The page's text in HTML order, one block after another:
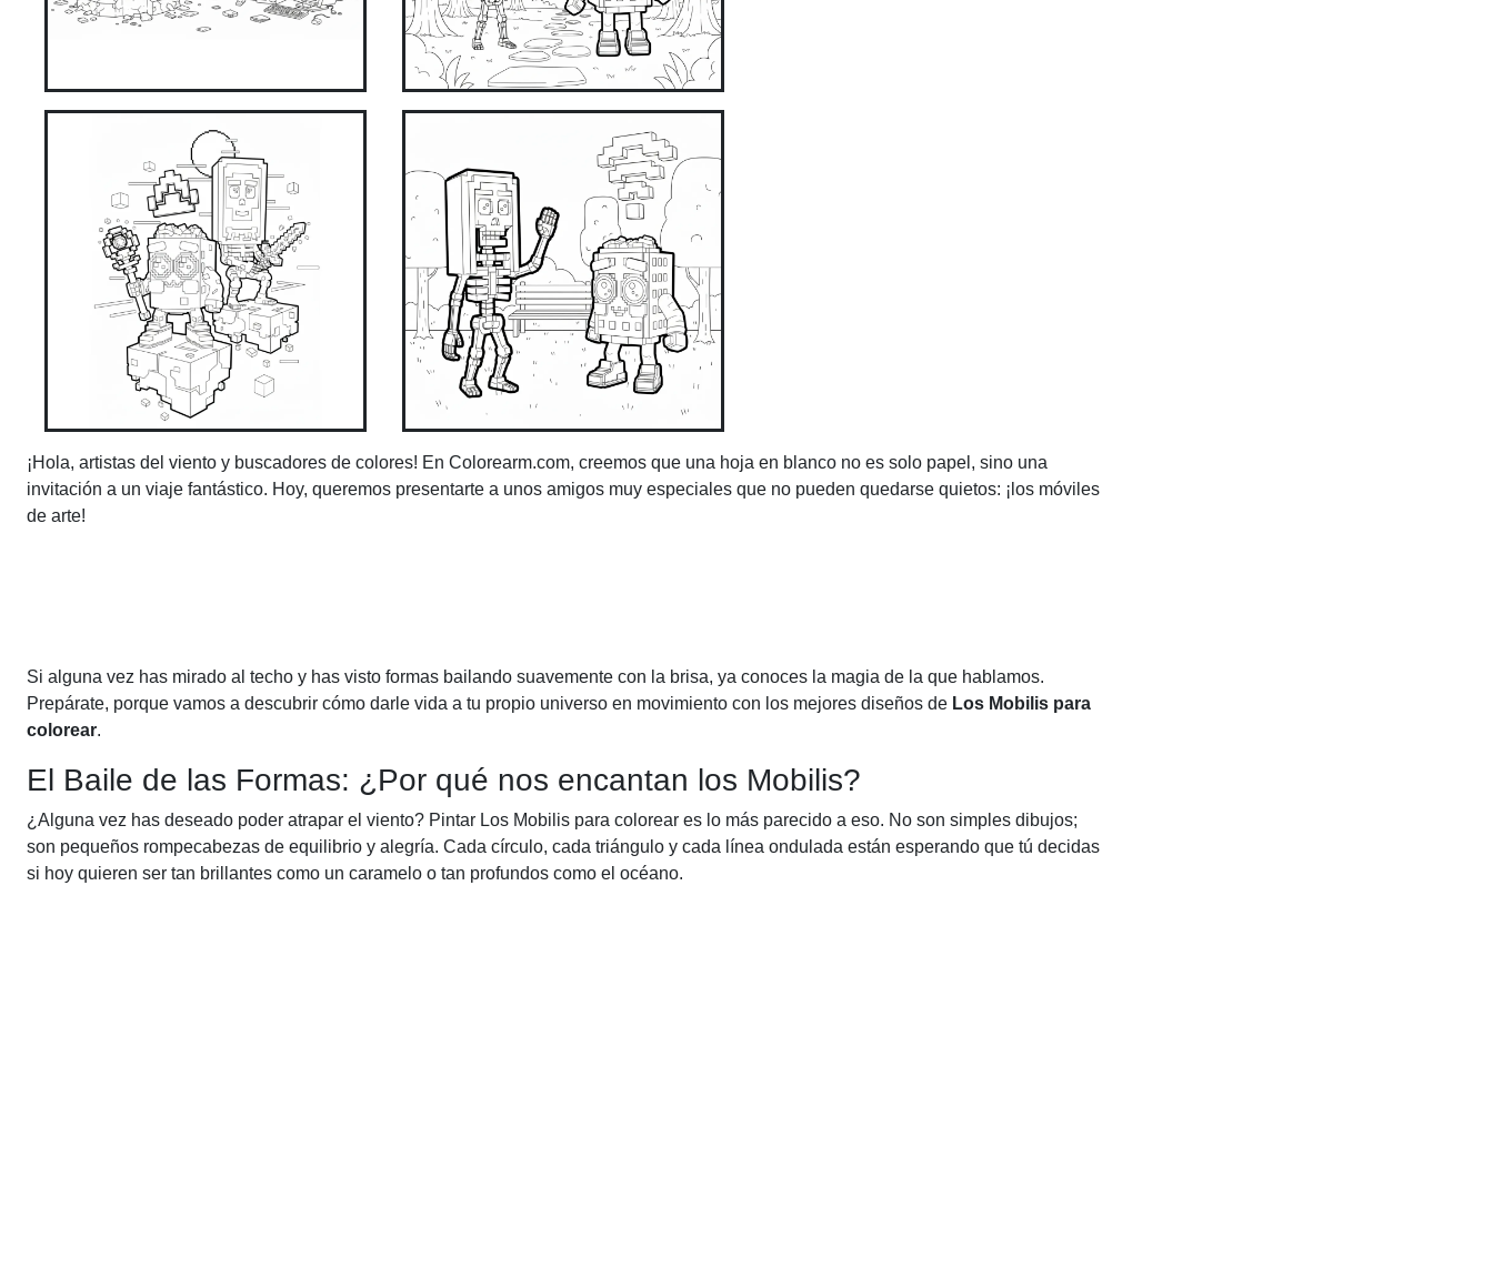
¡Hola, artistas del viento y buscadores de colores! En Colorearm.com, creemos que una hoja en blanco no es solo papel, sino una
invitación a un viaje fantástico. Hoy, queremos presentarte a unos amigos muy especiales que no pueden quedarse quietos: ¡los móviles
de arte!
Si alguna vez has mirado al techo y has visto formas bailando suavemente con la brisa, ya conoces la magia de la que hablamos.
Prepárate, porque vamos a descubrir cómo darle vida a tu propio universo en movimiento con los mejores diseños de Los Mobilis para
colorear.
El Baile de las Formas: ¿Por qué nos encantan los Mobilis?
¿Alguna vez has deseado poder atrapar el viento? Pintar Los Mobilis para colorear es lo más parecido a eso. No son simples dibujos;
son pequeños rompecabezas de equilibrio y alegría. Cada círculo, cada triángulo y cada línea ondulada están esperando que tú decidas
si hoy quieren ser tan brillantes como un caramelo o tan profundos como el océano.